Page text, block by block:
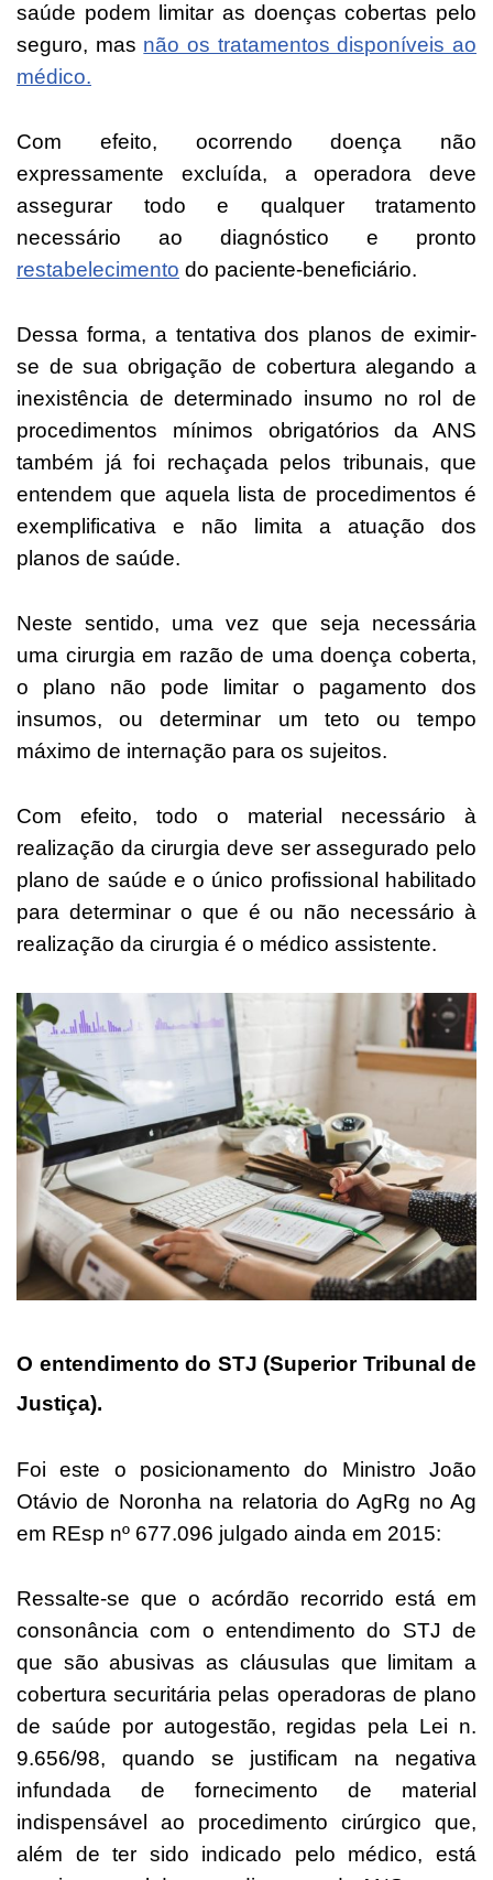
saúde podem limitar as doenças cobertas pelo
seguro, mas não os tratamentos disponíveis ao
médico.
Com efeito, ocorrendo doença não
expressamente excluída, a operadora deve
assegurar todo e qualquer tratamento
necessário ao diagnóstico e pronto
restabelecimento do paciente-beneficiário.
Dessa forma, a tentativa dos planos de eximir-
se de sua obrigação de cobertura alegando a
inexistência de determinado insumo no rol de
procedimentos mínimos obrigatórios da ANS
também já foi rechaçada pelos tribunais, que
entendem que aquela lista de procedimentos é
exemplificativa e não limita a atuação dos
planos de saúde.
Neste sentido, uma vez que seja necessária
uma cirurgia em razão de uma doença coberta,
o plano não pode limitar o pagamento dos
insumos, ou determinar um teto ou tempo
máximo de internação para os sujeitos.
Com efeito, todo o material necessário à
realização da cirurgia deve ser assegurado pelo
plano de saúde e o único profissional habilitado
para determinar o que é ou não necessário à
realização da cirurgia é o médico assistente.
O entendimento do STJ (Superior Tribunal de
Justiça).
Foi este o posicionamento do Ministro João
Otávio de Noronha na relatoria do AgRg no Ag
em REsp nº 677.096 julgado ainda em 2015:
Ressalte-se que o acórdão recorrido está em
consonância com o entendimento do STJ de
que são abusivas as cláusulas que limitam a
cobertura securitária pelas operadoras de plano
de saúde por autogestão, regidas pela Lei n.
9.656/98, quando se justificam na negativa
infundada de fornecimento de material
indispensável ao procedimento cirúrgico que,
além de ter sido indicado pelo médico, está